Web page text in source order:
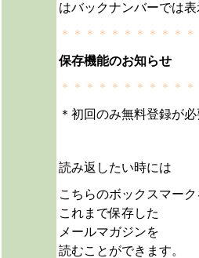
はバックナンバーでは表
＊＊＊＊＊＊＊＊＊＊＊
保存機能のお知らせ
＊＊＊＊＊＊＊＊＊＊＊
＊初回のみ無料登録が必
読み返したい時には
こちらのボックスマーク
これまで保存した
メールマガジンを
読むことができます。